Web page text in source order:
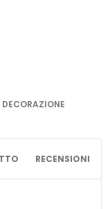
RECENSIONI